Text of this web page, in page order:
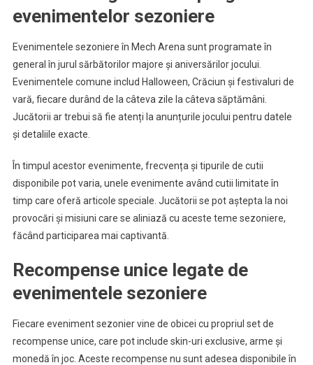
evenimentelor sezoniere
Evenimentele sezoniere în Mech Arena sunt programate în
general în jurul sărbătorilor majore și aniversărilor jocului.
Evenimentele comune includ Halloween, Crăciun și festivaluri de
vară, fiecare durând de la câteva zile la câteva săptămâni.
Jucătorii ar trebui să fie atenți la anunțurile jocului pentru datele
și detaliile exacte.
În timpul acestor evenimente, frecvența și tipurile de cutii
disponibile pot varia, unele evenimente având cutii limitate în
timp care oferă articole speciale. Jucătorii se pot aștepta la noi
provocări și misiuni care se aliniază cu aceste teme sezoniere,
făcând participarea mai captivantă.
Recompense unice legate de
evenimentele sezoniere
Fiecare eveniment sezonier vine de obicei cu propriul set de
recompense unice, care pot include skin-uri exclusive, arme și
monedă în joc. Aceste recompense nu sunt adesea disponibile în